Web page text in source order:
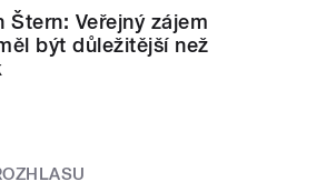
Štern: Veřejný zájem
být důležitější než